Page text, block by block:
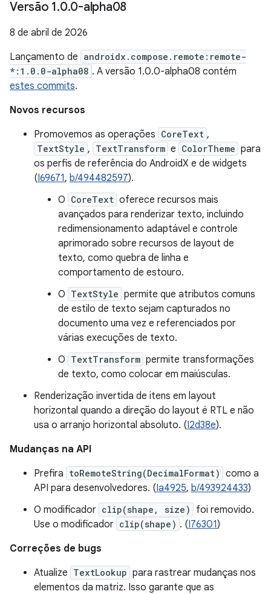
Versão 1.0.0-alpha08
8 de abril de 2026
Lançamento de androidx.compose.remote:remote-
*:1.0.0-alpha08 . A versão 1.0.0-alpha08 contém
estes commits.
Novos recursos
Promovemos as operações CoreText ,
TextStyle , TextTransform e ColorTheme para
os perfis de referência do AndroidX e de widgets
(I69671, b/494482597).
O CoreText oferece recursos mais
avançados para renderizar texto, incluindo
redimensionamento adaptável e controle
aprimorado sobre recursos de layout de
texto, como quebra de linha e
comportamento de estouro.
O TextStyle permite que atributos comuns
de estilo de texto sejam capturados no
documento uma vez e referenciados por
várias execuções de texto.
O TextTransform permite transformações
de texto, como colocar em maiúsculas.
Renderização invertida de itens em layout
horizontal quando a direção do layout é RTL e não
usa o arranjo horizontal absoluto. (I2d38e).
Mudanças na API
Prefira toRemoteString(DecimalFormat) como a
API para desenvolvedores. (Ia4925, b/493924433)
O modificador clip(shape, size)
foi removido.
Use o modificador clip(shape) . (I76301)
Correções de bugs
Atualize TextLookup para rastrear mudanças nos
elementos da matriz. Isso garante que as